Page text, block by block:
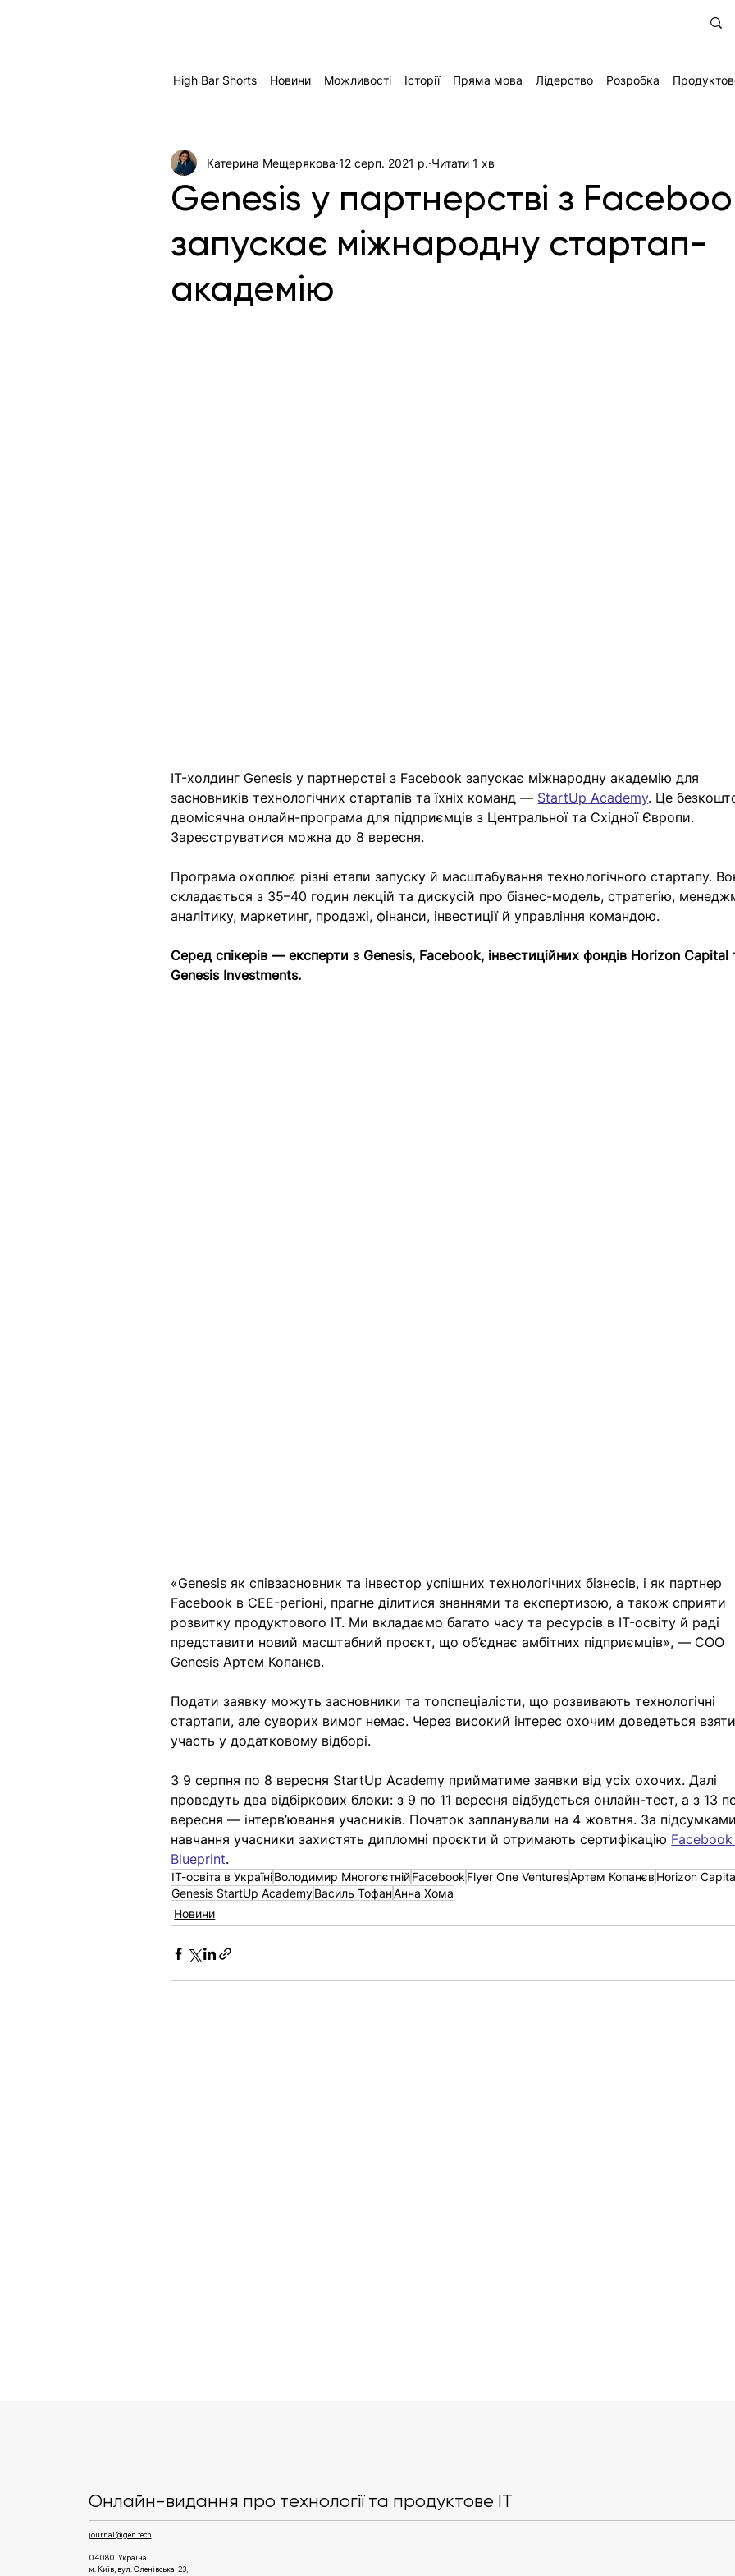
High Bar Shorts Новини Можливості Історії Пряма мова Лідерство Розробка
Genesis у партнерстві з
запускає міжнародну стартап-
академію
Катерина Мещерякова 12 серп. 2021 р. Читати 1 хв
IT-холдинг Genesis у партнерстві з Facebook запускає міжнародну академію для
засновників технологічних стартапів та їхніх команд — StartUp Academy. Це
двомісячна онлайн-програма для підприємців з Центральної та Східної Європи.
Зареєструватися можна до 8 вересня.
Програма охоплює різні етапи запуску й масштабування технологічного стартапу.
складається з 35–40 годин лекцій та дискусій про бізнес-модель, стратегію,
аналітику, маркетинг, продажі, фінанси, інвестиції й управління командою.
Серед спікерів — експерти з Genesis, Facebook, інвестиційних фондів Horizon Capital
Genesis Investments.
«Genesis як співзасновник та інвестор успішних технологічних бізнесів, і як партнер
Facebook в CEE-регіоні, прагне ділитися знаннями та експертизою, а також сприяти
розвитку продуктового IT. Ми вкладаємо багато часу та ресурсів в IT-освіту й раді
представити новий масштабний проєкт, що об’єднає амбітних підприємців», — COO
Genesis Артем Копанєв.
Подати заявку можуть засновники та топспеціалісти, що розвивають технологічні
стартапи, але суворих вимог немає. Через високий інтерес охочим доведеться взяти
участь у додатковому відборі.
З 9 серпня по 8 вересня StartUp Academy прийматиме заявки від усіх охочих. Далі
проведуть два відбіркових блоки: з 9 по 11 вересня відбудеться онлайн-тест, а з 13
вересня — інтерв’ювання учасників. Початок запланували на 4 жовтня. За підсумками
навчання учасники захистять дипломні проєкти й отримають сертифікацію Facebook
Blueprint.
ІТ-освіта в УкраїніВолодимир МноголєтнійFacebook Flyer One VenturesАртем Копанєв Horizon
Genesis StartUp AcademyВасиль ТофанАнна Хома
Новини
архітектури
високонавантажених
систем від Genesis
курси з українськими ЗВО.
Головні новини року
створювати
Онлайн-видання про технології та продуктове IT
journal@gen.tech
04080, Україна,
м. Київ, вул. Оленівська, 23,​